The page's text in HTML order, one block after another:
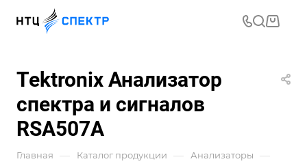
Tektronix Анализатор
спектра и сигналов
RSA507A
Главная — Каталог продукции — Анализаторы —